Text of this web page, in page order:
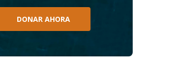
DONAR AHORA